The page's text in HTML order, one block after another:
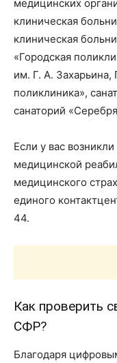
медицинских
клиническая
клиническая
«Городская
им. Г. А. Захарьина,
поликлиника»,
санаторий
Если у вас
медицинской
медицинского
единого
44.
Как проверить
СФР?
Благодаря